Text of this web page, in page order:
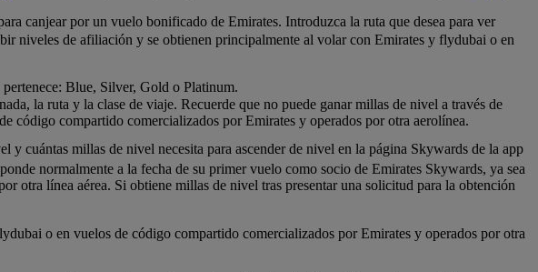
canjear por un vuelo bonificado de Emirates. Introduzca la ruta que desea para ver
niveles de afiliación y se obtienen principalmente al volar con Emirates y flydubai o en
Blue, Silver, Gold o Platinum.
cuántas millas de nivel necesita para ascender de nivel en la página Skywards de la app
la ruta y la clase de viaje. Recuerde que no puede ganar millas de nivel a través de
código compartido comercializados por Emirates y operados por otra aerolínea.
normalmente a la fecha de su primer vuelo como socio de Emirates Skywards, ya sea
otra línea aérea. Si obtiene millas de nivel tras presentar una solicitud para la obtención
o en vuelos de código compartido comercializados por Emirates y operados por otra